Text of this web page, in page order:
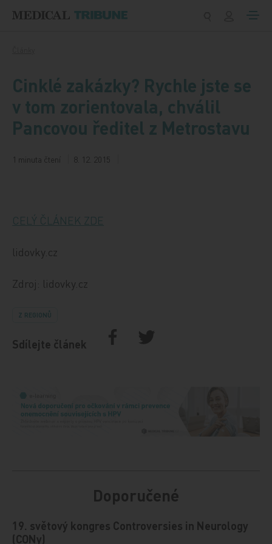
Cinklé zakázky? Rychle jste se
v tom zorientovala, chválil
Pancovou ředitel z Metrostavu
1 minuta čtení 8. 12. 2015
CELÝ ČLÁNEK ZDE
lidovky.cz
Zdroj: lidovky.cz
Z REGIONŮ
Sdílejte článek
Doporučené
19. světový kongres Controversies in Neurology
(CONy)